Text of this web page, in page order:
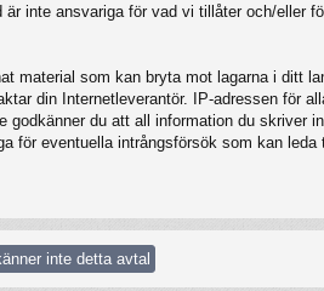
inte ansvariga för vad vi tillåter och/eller
som kan bryta mot lagarna i ditt
din Internetleverantör. IP-adressen för
du att all information du skriver
för eventuella intrångsförsök som kan leda